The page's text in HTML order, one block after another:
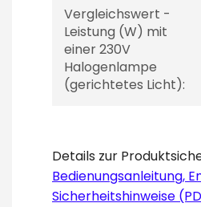
Vergleichswert -
Leistung (W) mit
einer 230V
Halogenlampe
(gerichtetes Licht):
Details zur
Bedienungsanleitung,
Sicherheitshinweise